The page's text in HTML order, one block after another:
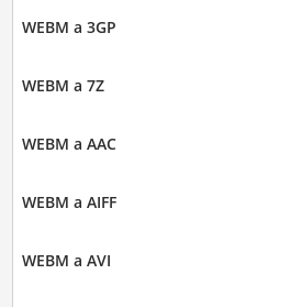
WEBM a 3GP
WEBM a 7Z
WEBM a AAC
WEBM a AIFF
WEBM a AVI